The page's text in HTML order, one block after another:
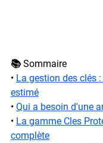
📚 Sommaire
• La gestion des clés
estimé
• Qui a besoin d'une
• La gamme Cles
complète